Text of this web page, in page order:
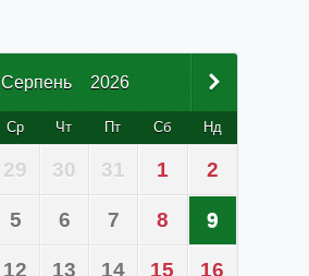
Серпень 2026
Ср Чт Пт Сб Нд
29 30 31 1 2
5 6 7 8 9
12 13 14 15 16